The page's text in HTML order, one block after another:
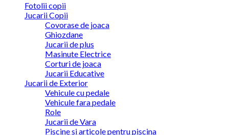
Fotolii copii
Jucarii Copii
Covorase de joaca
Ghiozdane
Jucarii de plus
Masinute Electrice
Corturi de joaca
Jucarii Educative
Jucarii de Exterior
Vehicule cu pedale
Vehicule fara pedale
Role
Jucarii de Vara
Piscine si articole pentru piscina